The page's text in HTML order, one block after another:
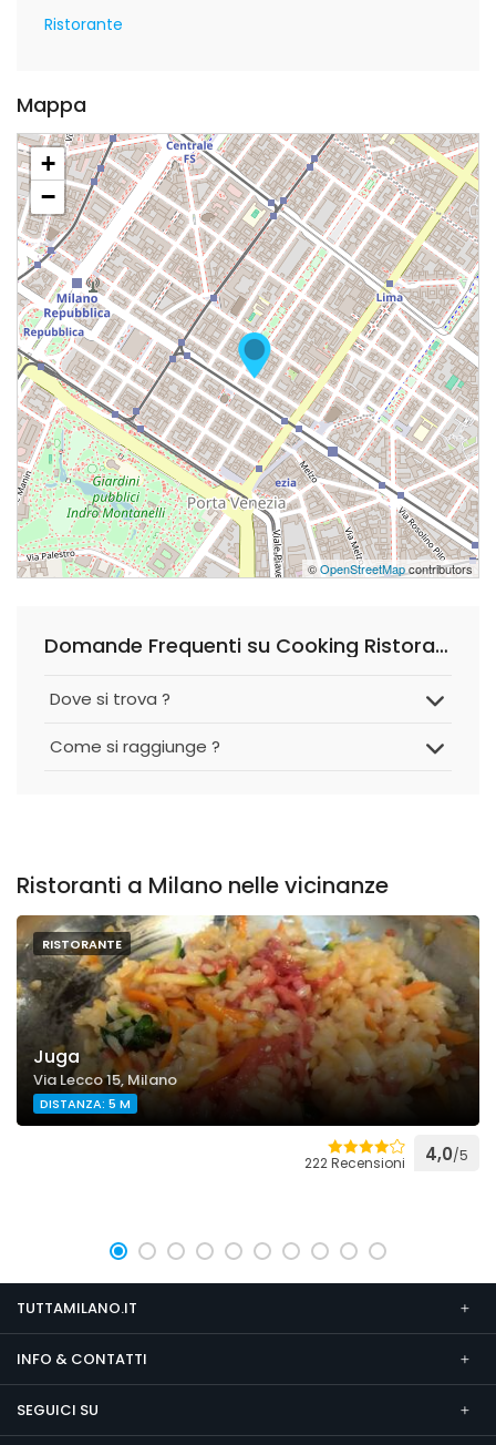
Ristorante
Mappa
+
−
©OpenStreetMapcontributors
Domande Frequenti su Cooking Ristorante Pizzeria
Dove si trova ?
Come si raggiunge ?
Ristoranti a Milano nelle vicinanze
RISTORANTE
Juga
Via Lecco 15, Milano
DISTANZA: 5 M
222 Recensioni 4,0/5
TUTTAMILANO.IT
INFO & CONTATTI
SEGUICI SU